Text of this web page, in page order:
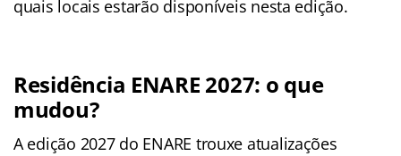
quais locais estarão disponíveis nesta edição.
Residência ENARE 2027: o que
mudou?
A edição 2027 do ENARE trouxe atualizações